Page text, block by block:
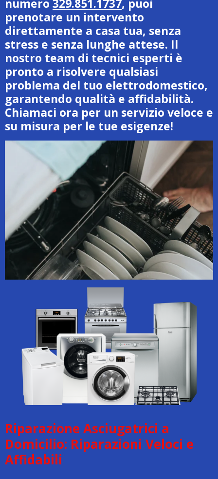
numero 329.851.1737, puoi
prenotare un intervento
direttamente a casa tua, senza
stress e senza lunghe attese. Il
nostro team di tecnici esperti è
pronto a risolvere qualsiasi
problema del tuo elettrodomestico,
garantendo qualità e affidabilità.
Chiamaci ora per un servizio veloce e
su misura per le tue esigenze!
Riparazione Asciugatrici a
Domicilio: Riparazioni Veloci e
Affidabili